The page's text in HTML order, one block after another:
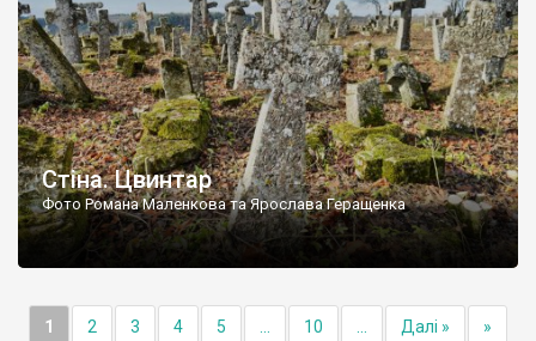
Стіна. Цвинтар
Фото Романа Маленкова та Ярослава Геращенка
1 2 3 4 5 10 Далі » »